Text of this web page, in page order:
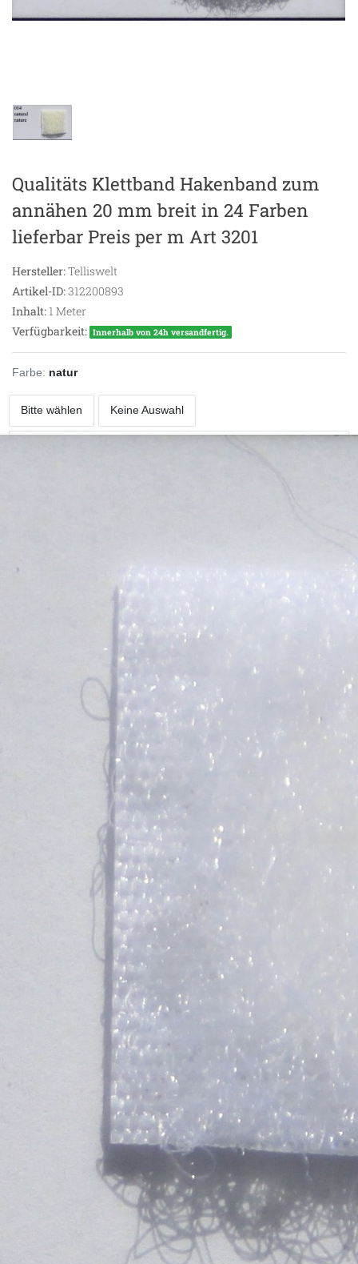
Qualitäts Klettband Hakenband zum
annähen 20 mm breit in 24 Farben
lieferbar Preis per m Art 3201
Hersteller:Telliswelt
Artikel-ID:312200893
Inhalt:1 Meter
Verfügbarkeit: Innerhalb von 24h versandfertig.
Farbe: natur
Bitte wählen Keine Auswahl